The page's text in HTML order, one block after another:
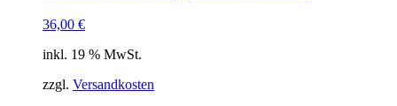
36,00 €
inkl. 19 % MwSt.
zzgl. Versandkosten